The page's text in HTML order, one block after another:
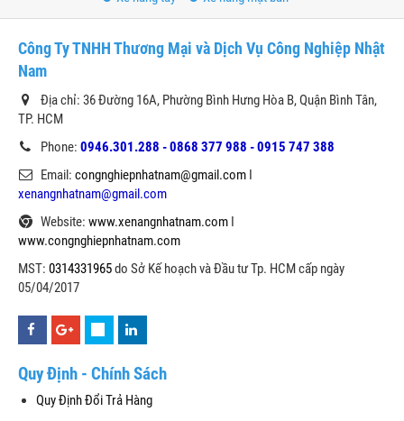
Công Ty TNHH Thương Mại và Dịch Vụ Công Nghiệp Nhật
Nam
Địa chỉ: 36 Đường 16A, Phường Bình Hưng Hòa B, Quận Bình Tân,
TP. HCM
Phone: 0946.301.288 - 0868 377 988 - 0915 747 388
Email: congnghiepnhatnam@gmail.com I
xenangnhatnam@gmail.com
Website: www.xenangnhatnam.com I
www.congnghiepnhatnam.com
MST: 0314331965do Sở Kế hoạch và Đầu tư Tp. HCM cấp ngày
05/04/2017
Quy Định - Chính Sách
Quy Định Đổi Trả Hàng